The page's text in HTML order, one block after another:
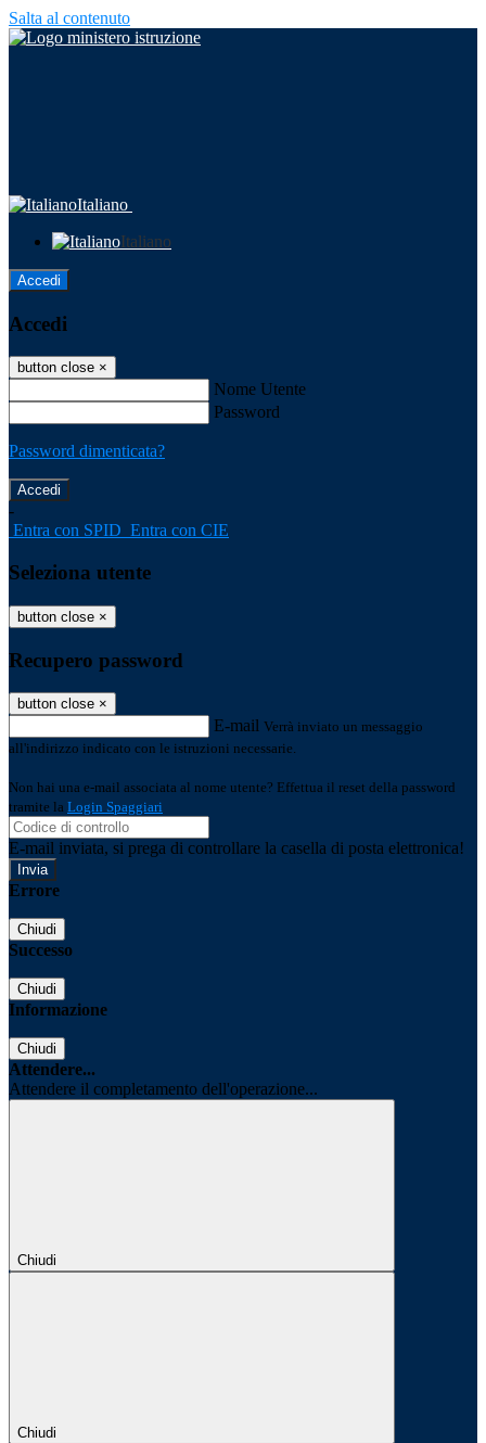
Salta al contenuto
Italiano
Italiano
Accedi
Accedi
button close ×
Nome Utente
Password
Password dimenticata?
-
Entra con SPID Entra con CIE
Seleziona utente
button close ×
Recupero password
button close ×
E-mail Verrà inviato un messaggio
all'indirizzo indicato con le istruzioni necessarie.
Non hai una e-mail associata al nome utente? Effettua il reset della password
tramite la Login Spaggiari
E-mail inviata, si prega di controllare la casella di posta elettronica!
Errore
Chiudi
Successo
Chiudi
Informazione
Chiudi
Attendere...
Attendere il completamento dell'operazione...
Chiudi
Chiudi